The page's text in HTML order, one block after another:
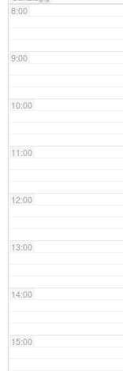
8:00
9:00
10:00
11:00
12:00
13:00
14:00
15:00